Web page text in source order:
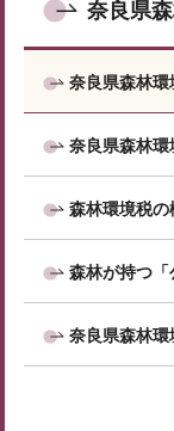
奈良県
奈良県森林環
奈良県森林環
森林環境税の
森林が持つ「
奈良県森林